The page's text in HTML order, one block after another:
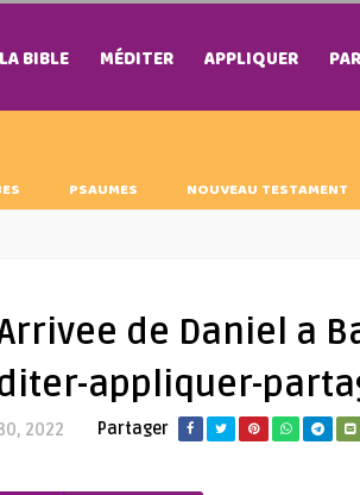
BIBLE MÉDITER APPLIQUER
PSAUMES NOUVEAU TESTAMENT
de Daniel a
appliquer-
2022 Partager